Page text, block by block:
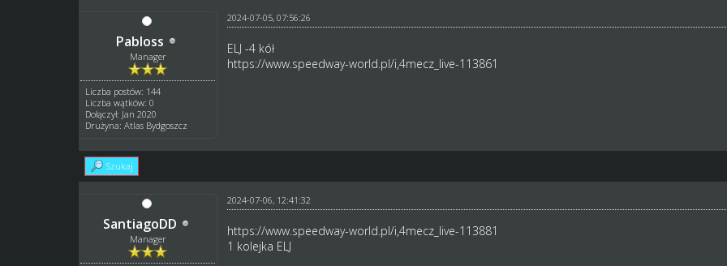
Pabloss
Manager
Liczba postów: 144
Liczba wątków: 0
Dołączył: Jan 2020
Drużyna: Atlas Bydgoszcz
2024-07-05, 07:56:26
ELJ -4 kół
https://www.speedway-world.pl/i,4mecz_live-113861
Szukaj
SantiagoDD
Manager
2024-07-06, 12:41:32
https://www.speedway-world.pl/i,4mecz_live-113881
1 kolejka ELJ